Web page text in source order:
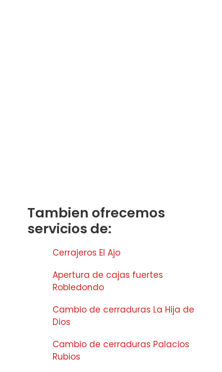
Tambien ofrecemos
servicios de:
Cerrajeros El Ajo
Apertura de cajas fuertes
Robledondo
Cambio de cerraduras La Hija de
Dios
Cambio de cerraduras Palacios
Rubios